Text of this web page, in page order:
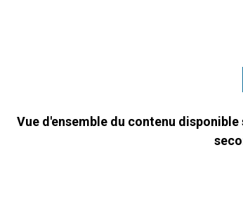
Vue d'ensemble du contenu